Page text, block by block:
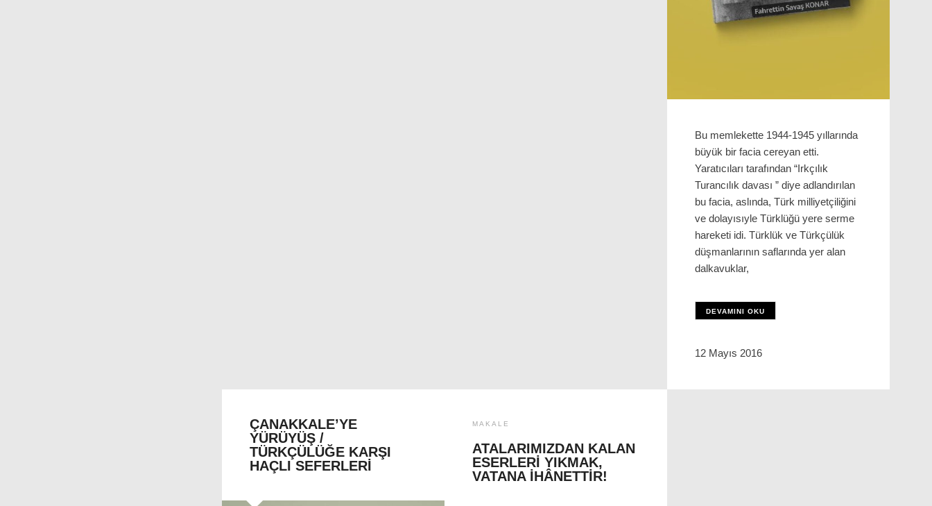
Bu memlekette 1944-1945 yıllarında
büyük bir facia cereyan etti.
Yaratıcıları tarafından “Irkçılık
Turancılık davası ” diye adlandırılan
bu facia, aslında, Türk milliyetçiliğini
ve dolayısıyle Türklüğü yere serme
hareketi idi. Türklük ve Türkçülük
düşmanlarının saflarında yer alan
dalkavuklar,
DEVAMINI OKU
12 Mayıs 2016
ÇANAKKALE’YE
YÜRÜYÜŞ /
TÜRKÇÜLÜĞE KARŞI
HAÇLI SEFERLERI
MAKALE
ATALARIMIZDAN KALAN
ESERLERI YIKMAK,
VATANA İHÂNETTIR!